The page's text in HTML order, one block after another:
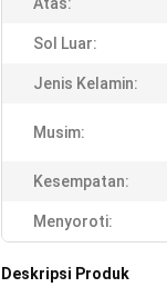
Sol Luar:
Jenis Kelamin:
Musim:
Kesempatan:
Menyoroti:
Deskripsi Produk